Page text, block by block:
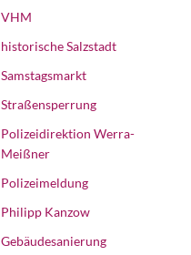
VHM
historische Salzstadt
Samstagsmarkt
Straßensperrung
Polizeidirektion Werra-
Meißner
Polizeimeldung
Philipp Kanzow
Gebäudesanierung